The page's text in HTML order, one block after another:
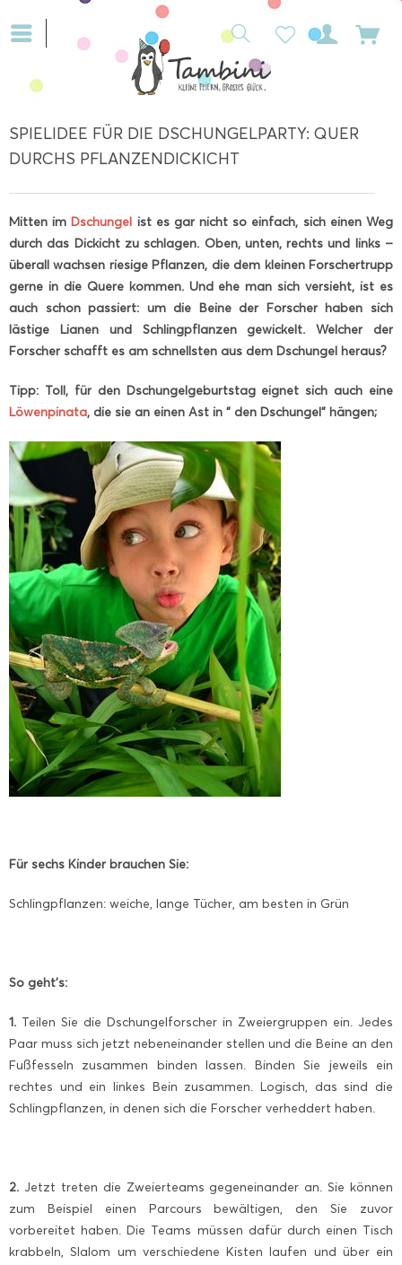
SPIELIDEE FÜR DIE DSCHUNGELPARTY: QUER
DURCHS PFLANZENDICKICHT
Mitten im Dschungel ist es gar nicht so einfach, sich einen Weg
durch das Dickicht zu schlagen. Oben, unten, rechts und links –
überall wachsen riesige Pflanzen, die dem kleinen Forschertrupp
gerne in die Quere kommen. Und ehe man sich versieht, ist es
auch schon passiert: um die Beine der Forscher haben sich
lästige Lianen und Schlingpflanzen gewickelt. Welcher der
Forscher schafft es am schnellsten aus dem Dschungel heraus?
Tipp: Toll, für den Dschungelgeburtstag eignet sich auch eine
Löwenpinata, die sie an einen Ast in " den Dschungel" hängen;
Für sechs Kinder brauchen Sie:
Schlingpflanzen: weiche, lange Tücher, am besten in Grün
So geht’s:
1. Teilen Sie die Dschungelforscher in Zweiergruppen ein. Jedes
Paar muss sich jetzt nebeneinander stellen und die Beine an den
Fußfesseln zusammen binden lassen. Binden Sie jeweils ein
rechtes und ein linkes Bein zusammen. Logisch, das sind die
Schlingpflanzen, in denen sich die Forscher verheddert haben.
2. Jetzt treten die Zweierteams gegeneinander an. Sie können
zum Beispiel einen Parcours bewältigen, den Sie zuvor
vorbereitet haben. Die Teams müssen dafür durch einen Tisch
krabbeln, Slalom um verschiedene Kisten laufen und über ein